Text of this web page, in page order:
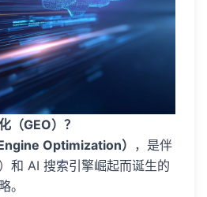
（GEO）？
Optimization） ，是伴
和 AI 搜索引擎崛起而诞生的
。